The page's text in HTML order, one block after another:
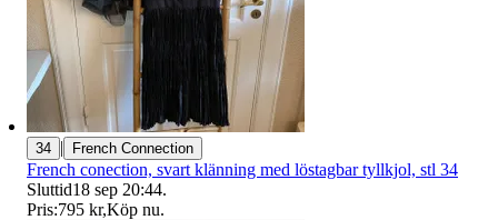
34 | French Connection
French conection, svart klänning med löstagbar tyllkjol, stl 34
Sluttid18 sep 20:44.
Pris:795 kr,Köp nu.